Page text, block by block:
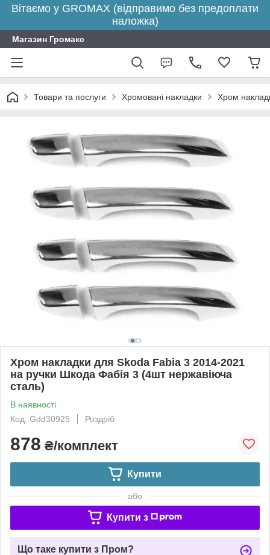
Вітаємо у GROMAX (відправимо без предоплати
наложка)
Магазин Громакс
Товари та послуги Хромовані накладки Хром
Хром накладки для Skoda Fabia 3 2014-2021
на ручки Шкода Фабія 3 (4шт нержавіюча
сталь)
В наявності
Код: Gdd30925
Роздріб
878 ₴/комплект
Купити
або
Купити з
Що таке купити з Пром?